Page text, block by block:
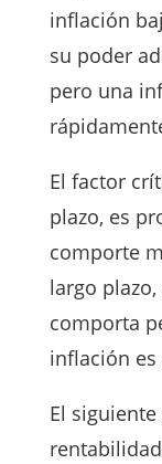
inflación
su poder
pero una
El factor
plazo, es
comporte
largo
comporta
inflación
El